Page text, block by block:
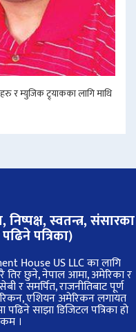
र म्युजिक ट्र्याकका लागि माथि
स्वतन्त्र,संसारका
पत्रिका)
House US LLC का लागि
तिर छुने, नेपाल आमा, अमेरिका र
र समर्पित, राजनीतिबाट पूर्ण
एशियन अमेरिकन लगायत
साझा डिजिटल पत्रिका हो
।